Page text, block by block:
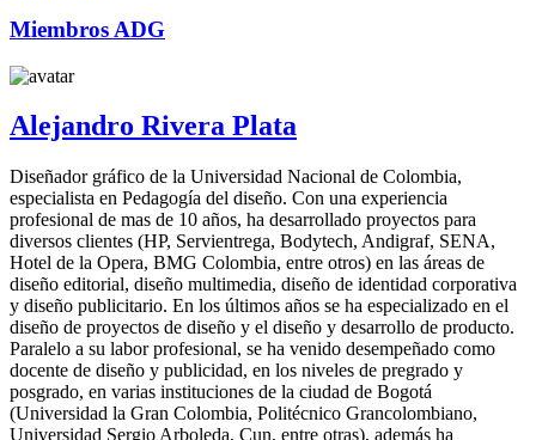
Miembros ADG
Alejandro Rivera Plata
Diseñador gráfico de la Universidad Nacional de Colombia,
especialista en Pedagogía del diseño. Con una experiencia
profesional de mas de 10 años, ha desarrollado proyectos para
diversos clientes (HP, Servientrega, Bodytech, Andigraf, SENA,
Hotel de la Opera, BMG Colombia, entre otros) en las áreas de
diseño editorial, diseño multimedia, diseño de identidad corporativa
y diseño publicitario. En los últimos años se ha especializado en el
diseño de proyectos de diseño y el diseño y desarrollo de producto.
Paralelo a su labor profesional, se ha venido desempeñado como
docente de diseño y publicidad, en los niveles de pregrado y
posgrado, en varias instituciones de la ciudad de Bogotá
(Universidad la Gran Colombia, Politécnico Grancolombiano,
Universidad Sergio Arboleda, Cun, entre otras), además ha